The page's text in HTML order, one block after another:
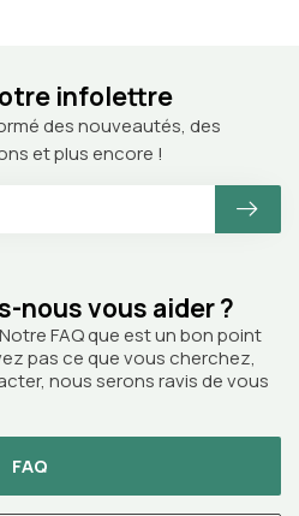
nous vous aider ?
FAQ que est un bon point
pas ce que vous cherchez,
nous serons ravis de vous
FAQ
infolettre
des nouveautés, des
et plus encore !